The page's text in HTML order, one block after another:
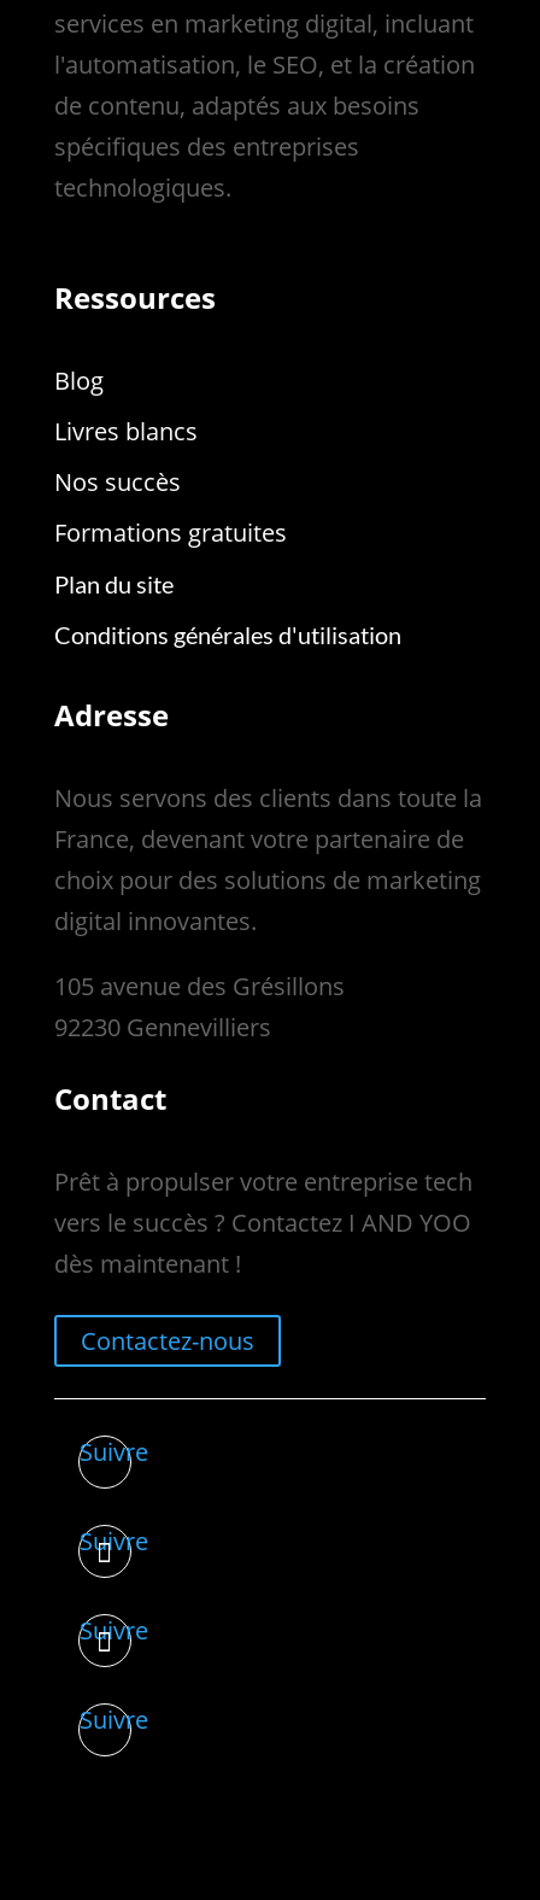
services en marketing digital, incluant
l'automatisation, le SEO, et la création
de contenu, adaptés aux besoins
spécifiques des entreprises
technologiques.
Ressources
Blog
Livres blancs
Nos succès
Formations gratuites
Plan du site
Conditions générales d'utilisation
Adresse
Nous servons des clients dans toute la
France, devenant votre partenaire de
choix pour des solutions de marketing
digital innovantes.
105 avenue des Grésillons
92230 Gennevilliers
Contact
Prêt à propulser votre entreprise tech
vers le succès ? Contactez I AND YOO
dès maintenant !
Contactez-nous
Suivre
Suivre
Suivre
Suivre